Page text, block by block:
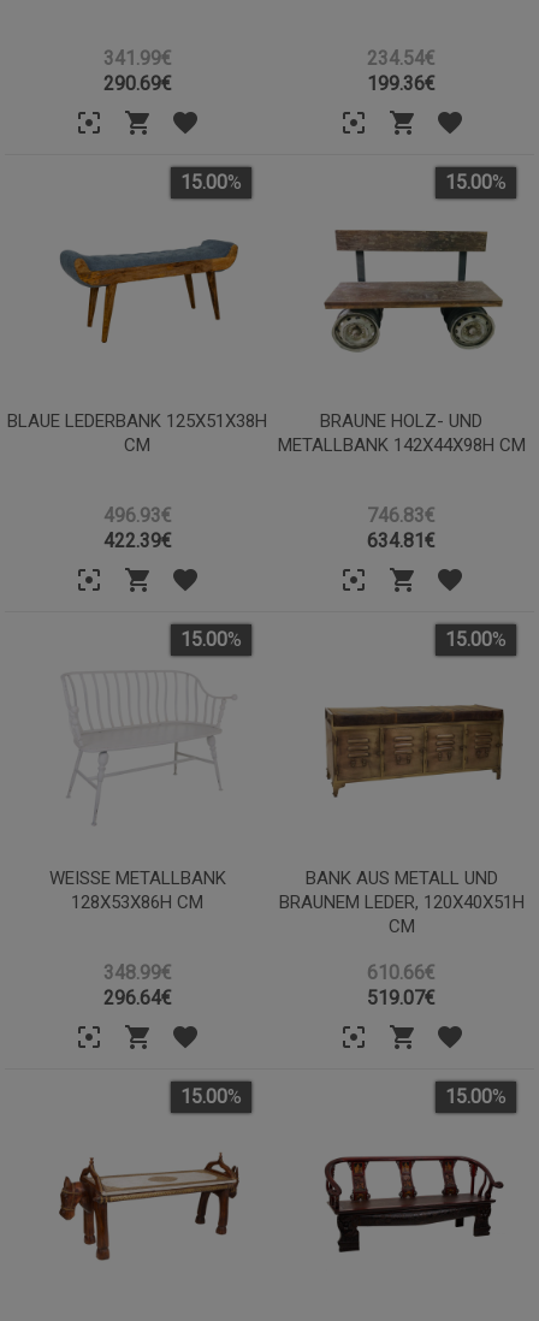
341.99€
290.69€
234.54€
199.36€
BLAUE LEDERBANK 125X51X38H
CM
496.93€
15.00%
422.39€
BRAUNE HOLZ- UND
METALLBANK 142X44X98H CM
746.83€
15.00%
634.81€
WEISSE METALLBANK 1
28X53X86H CM
348.99€
15.00%
296.64€
BANK AUS METALL UND
BRAUNEM LEDER, 120X40X51H
CM
610.66€
15.00%
519.07€
15.00% 15.00%